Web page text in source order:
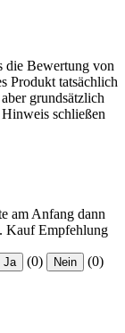
die Bewertung von
Produkt tatsächlich
grundsätzlich
Hinweis schließen
am Anfang dann
Kauf Empfehlung
Ja (0) Nein (0)